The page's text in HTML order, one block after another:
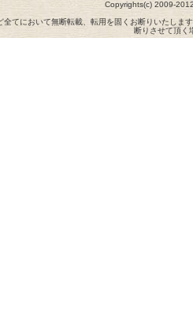
Copyrights(c) 2009-
全てにおいて無断転載、転用を固くお断りいたしま
断りさせて頂く